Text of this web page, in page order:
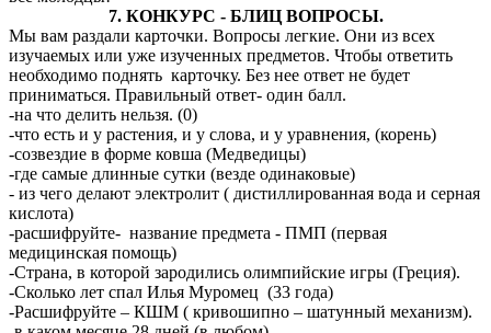
7. КОНКУРС - БЛИЦ ВОПРОСЫ.
Мы вам раздали карточки. Вопросы легкие. Они из всех
изучаемых или уже изученных предметов. Чтобы ответить
необходимо поднять карточку. Без нее ответ не будет
приниматься. Правильный ответ- один балл.
-на что делить нельзя. (0)
-что есть и у растения, и у слова, и у уравнения, (корень)
-созвездие в форме ковша (Медведицы)
-где самые длинные сутки (везде одинаковые)
- из чего делают электролит ( дистиллированная вода и серная
кислота)
-расшифруйте- название предмета - ПМП (первая
медицинская помощь)
-Страна, в которой зародились олимпийские игры (Греция).
-Сколько лет спал Илья Муромец (33 года)
-Расшифруйте – КШМ ( кривошипно – шатунный механизм).